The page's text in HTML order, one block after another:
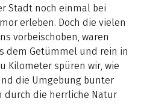
Stadt noch einmal bei
erleben. Doch die vielen
vorbeischoben, waren
dem Getümmel und rein in
Kilometer spüren wir, wie
die Umgebung bunter
durch die herrliche Natur